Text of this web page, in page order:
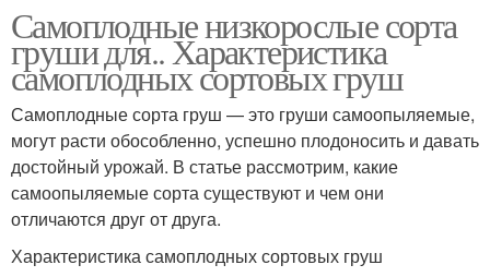
Самоплодные низкорослые сорта
груши для.. Характеристика
самоплодных сортовых груш
Самоплодные сорта груш — это груши самоопыляемые,
могут расти обособленно, успешно плодоносить и давать
достойный урожай. В статье рассмотрим, какие
самоопыляемые сорта существуют и чем они
отличаются друг от друга.
Характеристика самоплодных сортовых груш